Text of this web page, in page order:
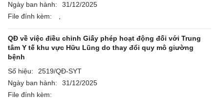
Ngày ban hành:
31/12/2025
File đính kèm:
QĐ về việc điều chỉnh Giấy phép hoạt động đối với Trung
tâm Y tế khu vực Hữu Lũng do thay đổi quy mô giường
bệnh
Số hiệu:
2519/QĐ-SYT
Ngày ban hành:
31/12/2025
File đính kèm: